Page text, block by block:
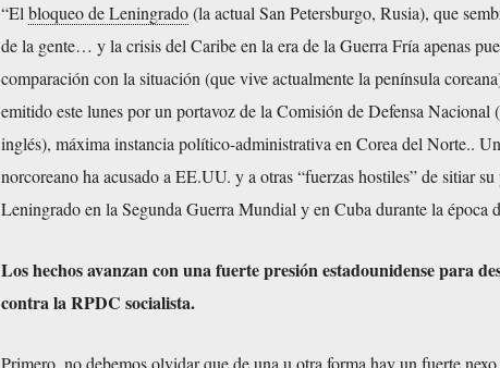
“Elbloqueo de Leningrado(la actual San Petersburgo, Rusia), que
de la gente… y la crisis del Caribe en la era de la Guerra Fría apenas
comparación con la situación (que vive actualmente la península
emitido este lunes por un portavoz de la Comisión de Defensa Nacional
inglés), máxima instancia político-administrativa en Corea del Norte..
norcoreano ha acusado a EE.UU. y a otras “fuerzas hostiles” de sitiar
Leningrado en la Segunda Guerra Mundial y en Cuba durante la época
Los hechos avanzan con una fuerte presión estadounidense para
contra la RPDC socialista.